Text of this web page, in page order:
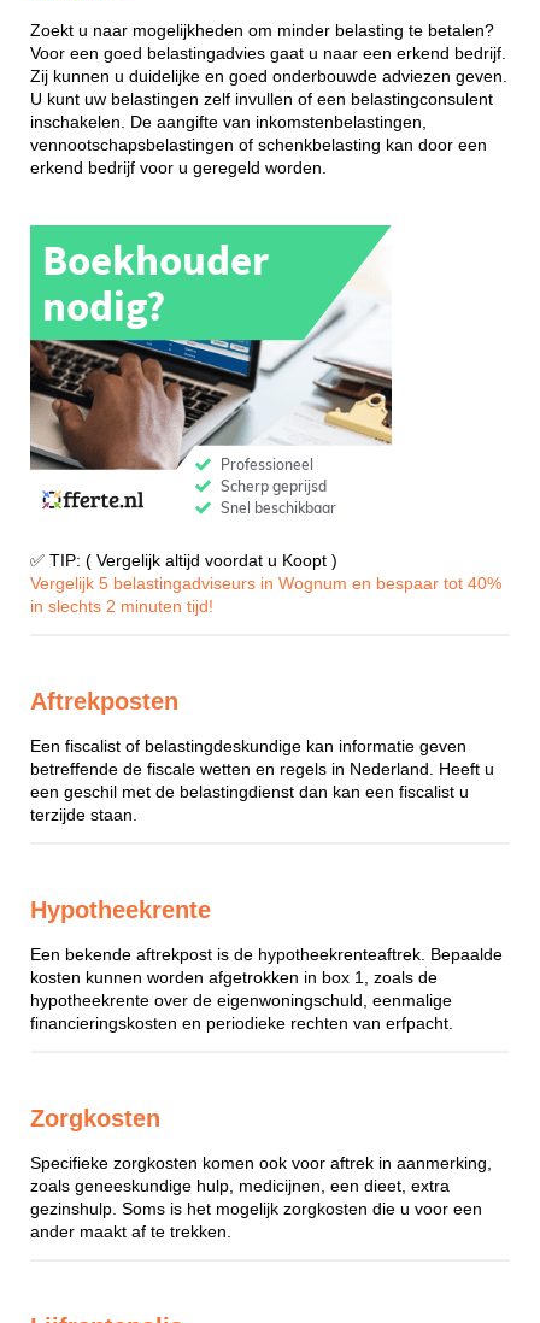
Zoekt u naar mogelijkheden om minder belasting te betalen?
Voor een goed belastingadvies gaat u naar een erkend bedrijf.
Zij kunnen u duidelijke en goed onderbouwde adviezen geven.
U kunt uw belastingen zelf invullen of een belastingconsulent
inschakelen. De aangifte van inkomstenbelastingen,
vennootschapsbelastingen of schenkbelasting kan door een
erkend bedrijf voor u geregeld worden.
✅ TIP: ( Vergelijk altijd voordat u Koopt )
Vergelijk 5 belastingadviseurs in Wognum en bespaar tot 40%
in slechts 2 minuten tijd!
Aftrekposten
Een fiscalist of belastingdeskundige kan informatie geven
betreffende de fiscale wetten en regels in Nederland. Heeft u
een geschil met de belastingdienst dan kan een fiscalist u
terzijde staan.
Hypotheekrente
Een bekende aftrekpost is de hypotheekrenteaftrek. Bepaalde
kosten kunnen worden afgetrokken in box 1, zoals de
hypotheekrente over de eigenwoningschuld, eenmalige
financieringskosten en periodieke rechten van erfpacht.
Zorgkosten
Specifieke zorgkosten komen ook voor aftrek in aanmerking,
zoals geneeskundige hulp, medicijnen, een dieet, extra
gezinshulp. Soms is het mogelijk zorgkosten die u voor een
ander maakt af te trekken.